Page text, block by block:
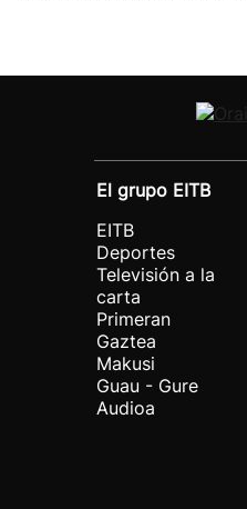
El grupo EITB
EITB
Deportes
Televisión a la
carta
Primeran
Gaztea
Makusi
Guau - Gure
Audioa